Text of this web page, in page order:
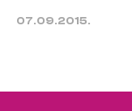
07.09.2015.